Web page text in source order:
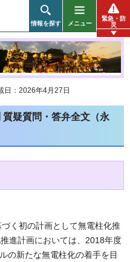
情報を探す メニュー
緊急・防
災
日：2026年4月27日
疑質問・答弁全文（永
く初の計画として無電柱化推
進計画においては、2018年度
の新たな無電柱化の着手を目